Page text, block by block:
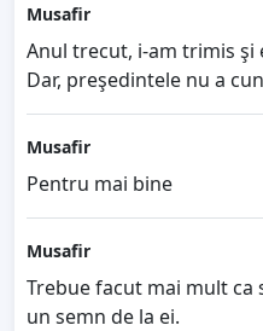
Musafir
Anul trecut, i-am trimis şi
Dar, preşedintele nu a
Musafir
Pentru mai bine
Musafir
Trebue facut mai mult ca
un semn de la ei.